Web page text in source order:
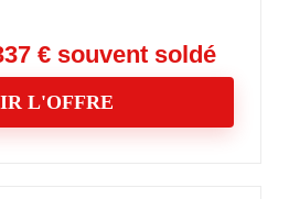
€ souvent soldé
L'OFFRE